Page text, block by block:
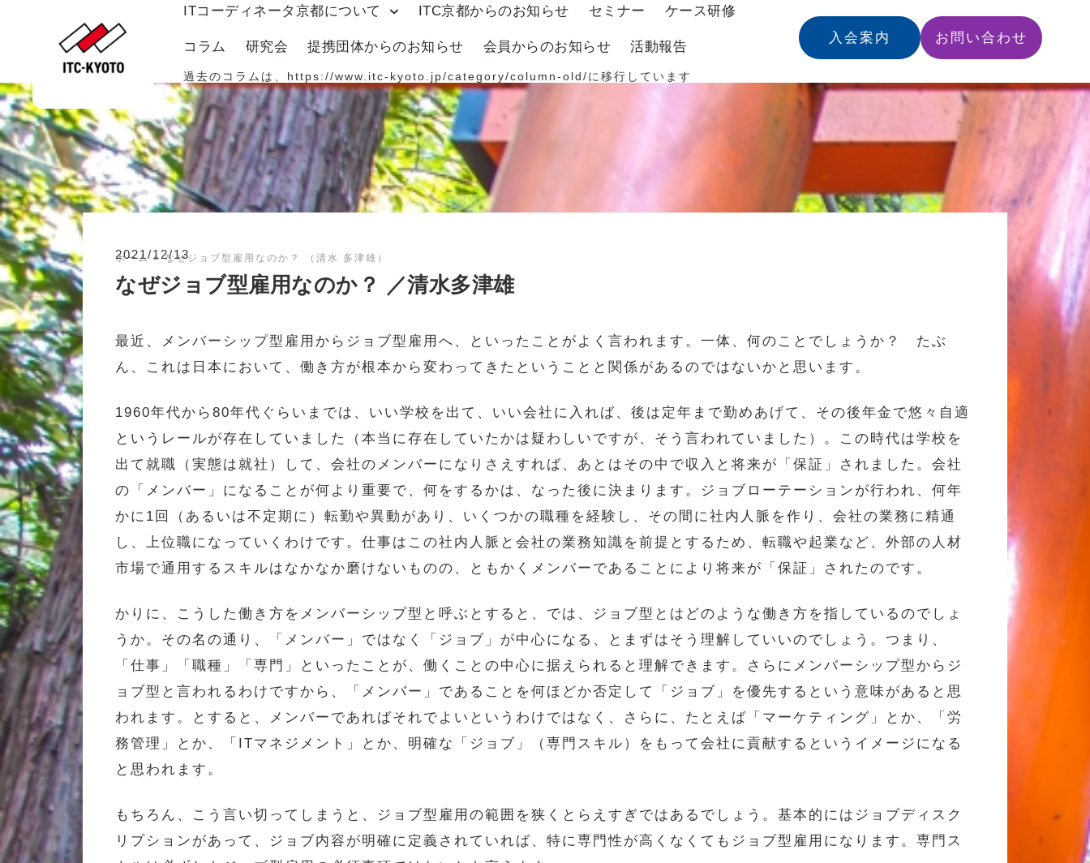
ITコーディネータ京都について ITC京都からのお知らせ セミナー ケース研修
コラム 研究会 提携団体からのお知らせ 会員からのお知らせ 活動報告
過去のコラムは、 https://www.itc-kyoto.jp/category/column-old/ に移行しています
入会案内 お問い合わせ
ホーム»なぜジョブ型雇用なのか？ （清水 多津雄）
2021/12/13
なぜジョブ型雇用なのか？ ／清水多津雄
最近、メンバーシップ型雇用からジョブ型雇用へ、といったことがよく言われます。一体、何のことでしょうか？ たぶ
ん、これは日本において、働き方が根本から変わってきたということと関係があるのではないかと思います。
1960年代から80年代ぐらいまでは、いい学校を出て、いい会社に入れば、後は定年まで勤めあげて、その後年金で悠々自適
というレールが存在していました（本当に存在していたかは疑わしいですが、そう言われていました）。この時代は学校を
出て就職（実態は就社）して、会社のメンバーになりさえすれば、あとはその中で収入と将来が「保証」されました。会社
の「メンバー」になることが何より重要で、何をするかは、なった後に決まります。ジョブローテーションが行われ、何年
かに1回（あるいは不定期に）転勤や異動があり、いくつかの職種を経験し、その間に社内人脈を作り、会社の業務に精通
し、上位職になっていくわけです。仕事はこの社内人脈と会社の業務知識を前提とするため、転職や起業など、外部の人材
市場で通用するスキルはなかなか磨けないものの、ともかくメンバーであることにより将来が「保証」されたのです。
かりに、こうした働き方をメンバーシップ型と呼ぶとすると、では、ジョブ型とはどのような働き方を指しているのでしょ
うか。その名の通り、「メンバー」ではなく「ジョブ」が中心になる、とまずはそう理解していいのでしょう。つまり、
「仕事」「職種」「専門」といったことが、働くことの中心に据えられると理解できます。さらにメンバーシップ型からジ
ョブ型と言われるわけですから、「メンバー」であることを何ほどか否定して「ジョブ」を優先するという意味があると思
われます。とすると、メンバーであればそれでよいというわけではなく、さらに、たとえば「マーケティング」とか、「労
務管理」とか、「ITマネジメント」とか、明確な「ジョブ」（専門スキル）をもって会社に貢献するというイメージになる
と思われます。
もちろん、こう言い切ってしまうと、ジョブ型雇用の範囲を狭くとらえすぎではあるでしょう。基本的にはジョブディスク
リプションがあって、ジョブ内容が明確に定義されていれば、特に専門性が高くなくてもジョブ型雇用になります。専門ス